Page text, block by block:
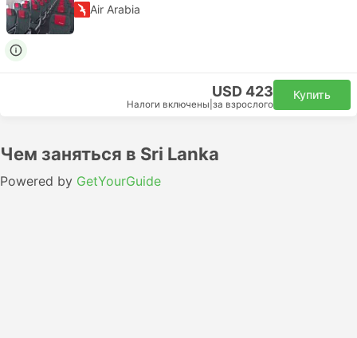
Air Arabia
USD 423
Налоги включены за взрослого
Купить
Чем заняться в Sri Lanka
Powered by GetYourGuide